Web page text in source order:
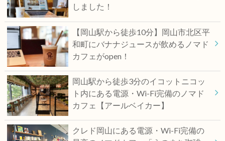
しました！
【岡山駅から徒歩10分】岡山市北区平
和町にバナナジュースが飲めるノマド
カフェがopen！
岡山駅から徒歩3分のイコットニコッ
ト内にある電源・Wi-Fi完備のノマド
カフェ【アールベイカー】
クレド岡山にある電源・Wi-Fi完備の